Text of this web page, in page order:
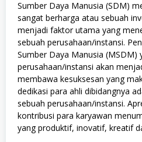
Sumber Daya Manusia (SDM)
sangat berharga atau sebuah
menjadi faktor utama yang
sebuah perusahaan/instansi.
Sumber Daya Manusia (MSDM)
perusahaan/instansi akan
membawa kesuksesan yang
dedikasi para ahli dibidangnya
sebuah perusahaan/instansi.
kontribusi para karyawan
yang produktif, inovatif, kreatif